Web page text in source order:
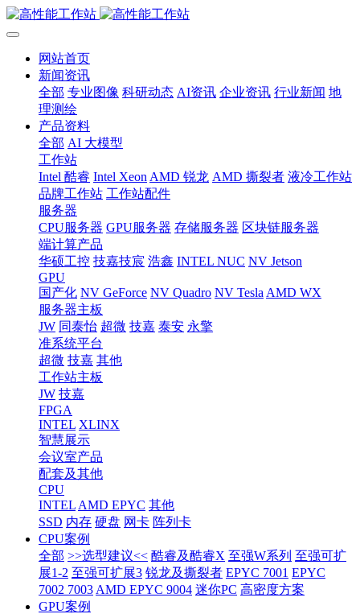
网站首页
新闻资讯
全部 专业图像 科研动态 AI资讯 企业资讯 行业新闻 地
理测绘
产品资料
全部 AI 大模型
工作站
Intel 酷睿 Intel Xeon AMD 锐龙 AMD 撕裂者 液冷工作站
品牌工作站 工作站配件
服务器
CPU服务器 GPU服务器 存储服务器 区块链服务器
端计算产品
华硕工控 技嘉技宸 浩鑫 INTEL NUC NV Jetson
GPU
国产化 NV GeForce NV Quadro NV Tesla AMD WX
服务器主板
JW 同泰怡 超微 技嘉 泰安 永擎
准系统平台
超微 技嘉 其他
工作站主板
JW 技嘉
FPGA
INTEL XLINX
智慧展示
会议室产品
配套及其他
CPU
INTEL AMD EPYC 其他
SSD 内存 硬盘 网卡 阵列卡
CPU案例
全部 >>选型建议<< 酷睿及酷睿X 至强W系列 至强可扩
展1-2 至强可扩展3 锐龙及撕裂者 EPYC 7001 EPYC
7002 7003 AMD EPYC 9004 迷你PC 高密度方案
GPU案例